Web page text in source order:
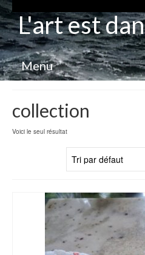
L'art est
Menu
collection
Voici le seul résultat